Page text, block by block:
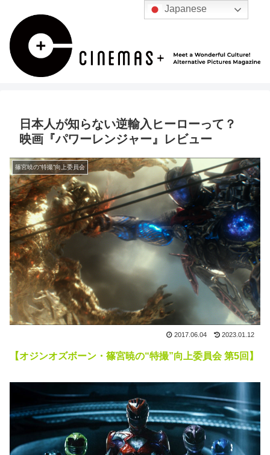
日本人が知らない逆輸入ヒーローって？
映画『パワーレンジャー』レビュー
篠宮暁の“特撮”向上委員会
2017.06.04 2023.01.12
【オジンオズボーン・篠宮暁の“特撮”向上委員会 第5回】
Japanese